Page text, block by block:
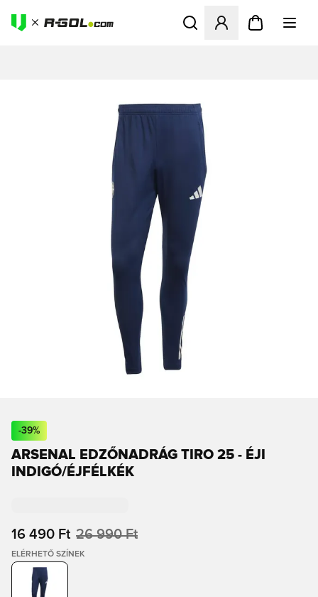
Megnyit egy modált a
-39%
ARSENAL EDZŐNADRÁG TIRO 25 - ÉJI
INDIGÓ/ÉJFÉLKÉK
16 490 Ft 26 990 Ft
ELÉRHETŐ SZÍNEK